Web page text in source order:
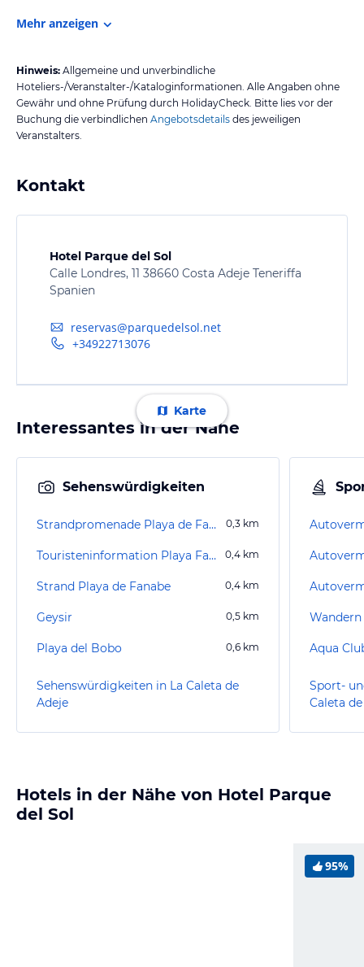
Mehr anzeigen
Hinweis: Allgemeine und unverbindliche
Hoteliers-/Veranstalter-/Kataloginformationen. Alle Angaben ohne
Gewähr und ohne Prüfung durch HolidayCheck. Bitte lies vor der
Buchung die verbindlichen Angebotsdetails des jeweiligen
Veranstalters.
Kontakt
Hotel Parque del Sol
Calle Londres, 11 38660 Costa Adeje Teneriffa
Spanien
reservas@parquedelsol.net
+34922713076
Karte
Interessantes in der Nähe
Sehenswürdigkeiten
Strandpromenade Playa de Fanabe 0,3 km
Touristeninformation Playa Fañabé 0,4 km
Strand Playa de Fanabe 0,4 km
Geysir 0,5 km
Playa del Bobo 0,6 km
Sehenswürdigkeiten in La Caleta de
Adeje
Aqua
Sport-
Caleta
Hotels in der Nähe von Hotel Parque
del Sol
95%